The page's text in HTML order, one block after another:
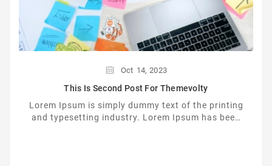
Oct 14, 2023
This Is Second Post For Themevolty
Lorem Ipsum is simply dummy text of the printing
and typesetting industry. Lorem Ipsum has been